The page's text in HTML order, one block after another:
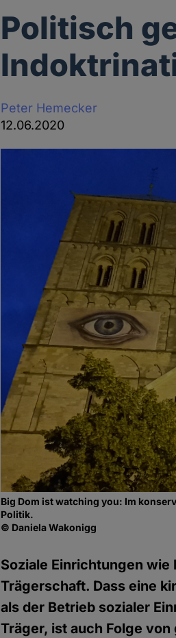
Politisch
Peter Hemecker
12.06.2020
Big Dom ist watching you: Im
Politik.
© Daniela Wakonigg
Soziale Einrichtungen
Trägerschaft. Dass eine
als der Betrieb sozialer
Träger, ist auch Folge